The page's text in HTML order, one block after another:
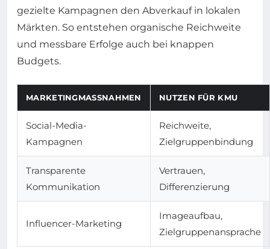
gezielte Kampagnen den Abverkauf in lokalen
Märkten. So entstehen organische Reichweite
und messbare Erfolge auch bei knappen
Budgets.
MARKETINGMASSNAHMEN NUTZEN FÜR KMU
Social-Media-
Kampagnen
Reichweite,
Zielgruppenbindung
Transparente
Kommunikation
Vertrauen,
Differenzierung
Influencer-Marketing
Imageaufbau,
Zielgruppenansprache